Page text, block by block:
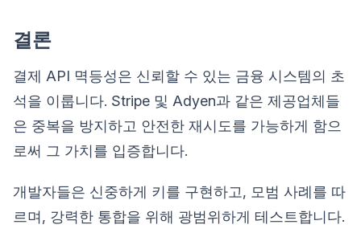
결론
결제 API 멱등성은 신뢰할 수 있는 금융 시스템의 초
석을 이룹니다. Stripe 및 Adyen과 같은 제공업체들
은 중복을 방지하고 안전한 재시도를 가능하게 함으
로써 그 가치를 입증합니다.
개발자들은 신중하게 키를 구현하고, 모범 사례를 따
르며, 강력한 통합을 위해 광범위하게 테스트합니다.